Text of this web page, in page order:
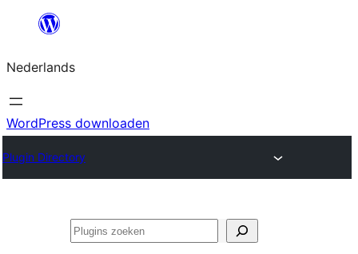
de
inhoud
Nederlands
WordPress downloaden
Plugin Directory
Zoeken